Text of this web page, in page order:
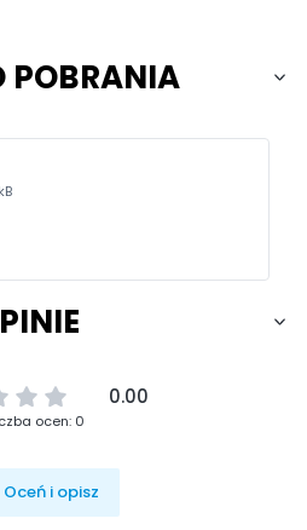
POBRANIA
0.00
ocen: 0
Oceń i opisz